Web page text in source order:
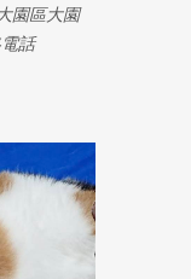
園區大園
話